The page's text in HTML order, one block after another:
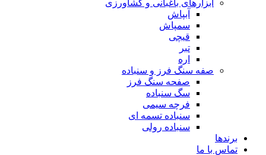
ابزارهای باغبانی و کشاورزی
آبپاش
سمپاش
قیچی
تبر
اره
صفه سنگ فرز و سنباده
صفحه سنگ فرز
سگ سنباده
فرچه سیمی
سنباده تسمه ای
سنباده رولی
برندها
تماس با ما